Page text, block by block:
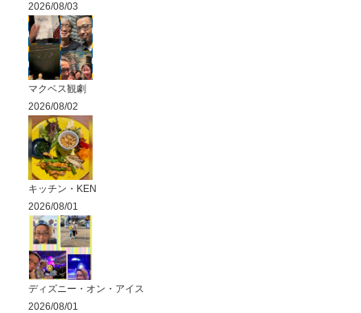
2026/08/03
マクベス観劇
2026/08/02
キッチン・KEN
2026/08/01
ディズニー・オン・アイス
2026/08/01